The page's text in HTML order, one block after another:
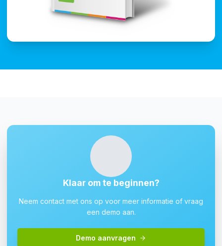
Klaar om te beginnen?
Neem contact met ons op voor meer informatie of vraag
een demo aan.
Demo aanvragen